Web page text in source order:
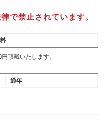
で禁止されています。
頂戴いたします。
通年